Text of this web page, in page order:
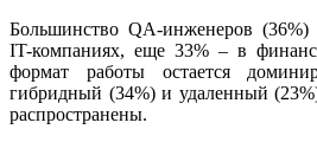
Большинство QA-инженеров (36%)
IT-компаниях, еще 33% – в
формат работы остается
гибридный (34%) и удаленный
распространены.